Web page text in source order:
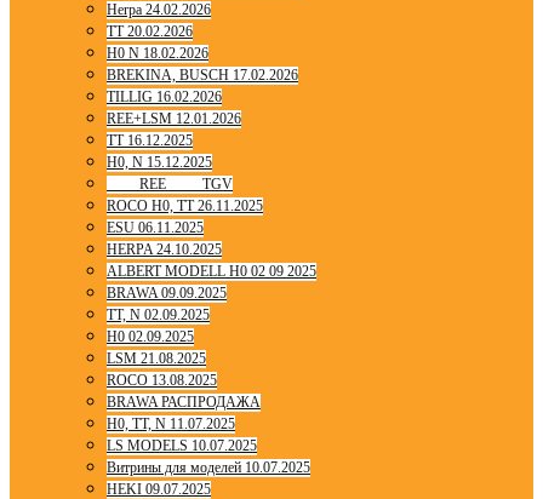
Herpa 24.02.2026
TT 20.02.2026
H0 N 18.02.2026
BREKINA, BUSCH 17.02.2026
TILLIG 16.02.2026
REE+LSM 12.01.2026
TT 16.12.2025
H0, N 15.12.2025
____ REE ____ TGV
ROCO H0, TT 26.11.2025
ESU 06.11.2025
HERPA 24.10.2025
ALBERT MODELL H0 02 09 2025
BRAWA 09.09.2025
TT, N 02.09.2025
H0 02.09.2025
LSM 21.08.2025
ROCO 13.08.2025
BRAWA РАСПРОДАЖА
H0, TT, N 11.07.2025
LS MODELS 10.07.2025
Витрины для моделей 10.07.2025
HEKI 09.07.2025